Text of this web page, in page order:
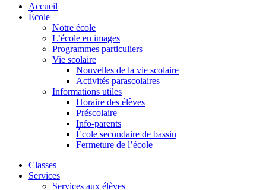
Accueil
École
Notre école
L’école en images
Programmes particuliers
Vie scolaire
Nouvelles de la vie scolaire
Activités parascolaires
Informations utiles
Horaire des élèves
Préscolaire
Info-parents
École secondaire de bassin
Fermeture de l’école
Classes
Services
Services aux élèves